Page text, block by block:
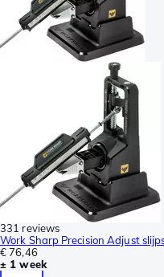
331 reviews
Work Sharp Precision Adjust
€ 76,46
± 1 week